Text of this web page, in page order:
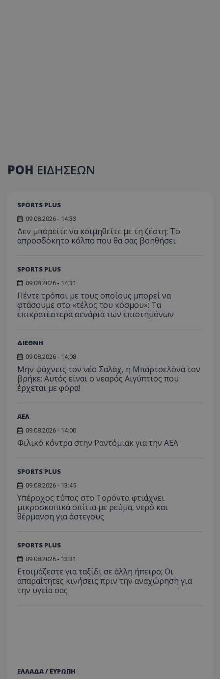
ΡΟΗ ΕΙΔΗΣΕΩΝ
SPORTS PLUS
09.08.2026 - 14:33
Δεν μπορείτε να κοιμηθείτε με τη ζέστη; Το
απροσδόκητο κόλπο που θα σας βοηθήσει
SPORTS PLUS
09.08.2026 - 14:31
Πέντε τρόποι με τους οποίους μπορεί να
φτάσουμε στο «τέλος του κόσμου»: Τα
επικρατέστερα σενάρια των επιστημόνων
ΔΙΕΘΝΗ
09.08.2026 - 14:08
Μην ψάχνεις τον νέο Σαλάχ, η Μπαρτσελόνα τον
βρήκε: Αυτός είναι ο νεαρός Αιγύπτιος που
έρχεται με φόρα!
ΑΕΛ
09.08.2026 - 14:00
Φιλικό κόντρα στην Ραντόμιακ για την ΑΕΛ
SPORTS PLUS
09.08.2026 - 13:45
Υπέροχος τύπος στο Τορόντο φτιάχνει
μικροσκοπικά σπίτια με ρεύμα, νερό και
θέρμανση για άστεγους
SPORTS PLUS
09.08.2026 - 13:31
Ετοιμάζεστε για ταξίδι σε άλλη ήπειρο; Οι
απαραίτητες κινήσεις πριν την αναχώρηση για
την υγεία σας
ΕΛΛΑΔΑ / ΕΥΡΩΠΗ